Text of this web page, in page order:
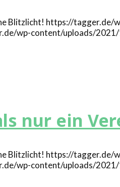
https://tagger.de/
wp-content/uploads/
nur ein
https://tagger.de/
wp-content/uploads/